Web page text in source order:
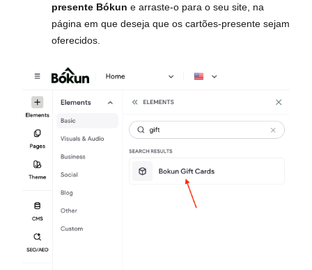
presente Bókun e arraste-o para o seu site, na
página em que deseja que os cartões-presente sejam
oferecidos.